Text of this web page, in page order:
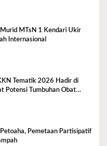
MTsN 1 Kendari Ukir
Internasional
Tematik 2026 Hadir di
Potensi Tumbuhan Obat
Pemetaan Partisipatif